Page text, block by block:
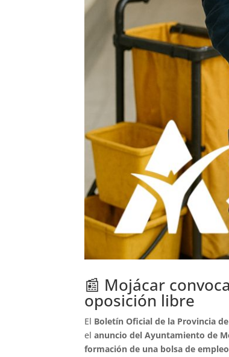
📰 Mojácar
oposición libre
El Boletín Oficial de la Provincia
el anuncio del Ayuntamiento de
formación de una bolsa de